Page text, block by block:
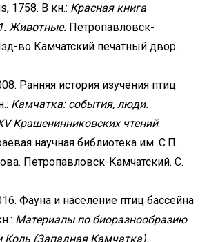
1758. В кн.: Красная книга
Животные. Петропавловск-
во Камчатский печатный двор.
Ранняя история изучения птиц
Камчатка: события, люди.
Крашенинниковских чтений.
научная библиотека им. С.П.
Петропавловск-Камчатский. С.
Фауна и население птиц бассейна
Материалы по биоразнообразию
Коль (Западная Камчатка).